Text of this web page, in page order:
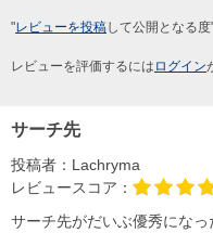
"レビューを投稿して公開となる度"
レビューを評価するには ログイン
サーチ先
投稿者： Lachryma
レビュースコア：
サーチ先がだいぶ優秀になっ